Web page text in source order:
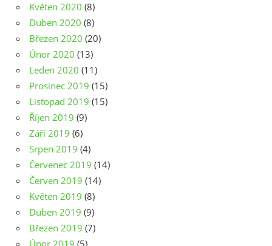
Květen 2020 (8)
Duben 2020 (8)
Březen 2020 (20)
Únor 2020 (13)
Leden 2020 (11)
Prosinec 2019 (15)
Listopad 2019 (15)
Říjen 2019 (9)
Září 2019 (6)
Srpen 2019 (4)
Červenec 2019 (14)
Červen 2019 (14)
Květen 2019 (8)
Duben 2019 (9)
Březen 2019 (7)